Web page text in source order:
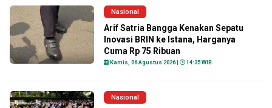
Nasional
Arif Satria Bangga Kenakan Sepatu
Inovasi BRIN ke Istana, Harganya
Cuma Rp 75 Ribuan
Kamis, 06 Agustus 2026 | 14:35 WIB
Nasional